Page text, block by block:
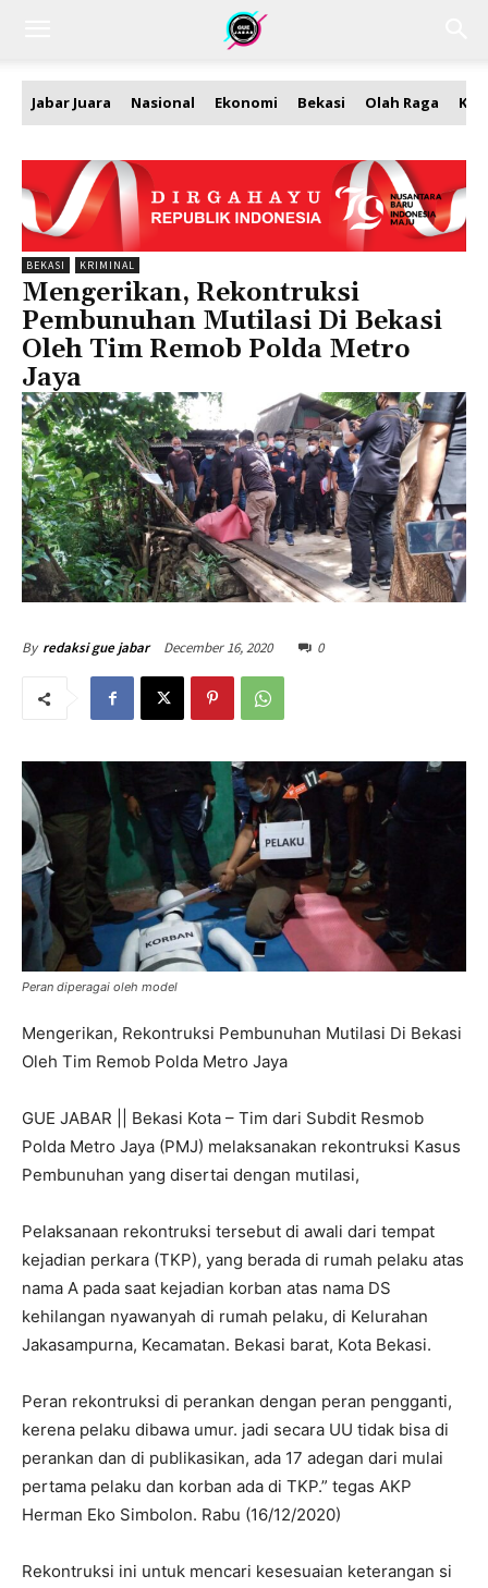
Jabar Juara Nasional Ekonomi Bekasi Olah Raga
BEKASI KRIMINAL
Mengerikan, Rekontruksi
Pembunuhan Mutilasi Di Bekasi
Oleh Tim Remob Polda Metro
Jaya
By redaksi gue jabar December 16, 2020 0
Peran diperagai oleh model
Mengerikan, Rekontruksi Pembunuhan Mutilasi Di Bekasi
Oleh Tim Remob Polda Metro Jaya
GUE JABAR || Bekasi Kota – Tim dari Subdit Resmob
Polda Metro Jaya (PMJ) melaksanakan rekontruksi Kasus
Pembunuhan yang disertai dengan mutilasi,
Pelaksanaan rekontruksi tersebut di awali dari tempat
kejadian perkara (TKP), yang berada di rumah pelaku atas
nama A pada saat kejadian korban atas nama DS
kehilangan nyawanyah di rumah pelaku, di Kelurahan
Jakasampurna, Kecamatan. Bekasi barat, Kota Bekasi.
Peran rekontruksi di perankan dengan peran pengganti,
kerena pelaku dibawa umur. jadi secara UU tidak bisa di
perankan dan di publikasikan, ada 17 adegan dari mulai
pertama pelaku dan korban ada di TKP.” tegas AKP
Herman Eko Simbolon. Rabu (16/12/2020)
Rekontruksi ini untuk mencari kesesuaian keterangan si